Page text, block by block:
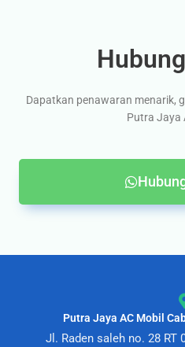
Dapatkan penawaran menarik,
Putra Jaya
Putra Jaya AC Mobil
Jl. Raden saleh no. 28 RT